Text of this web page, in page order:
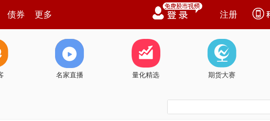
债券 更多 注册
名家直播 量化精选 期货大赛